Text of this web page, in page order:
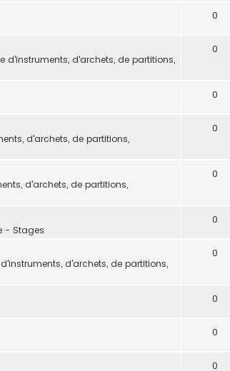
0
d'instruments, d'archets, de partitions,
0
0
d'archets, de partitions,
0
d'archets, de partitions,
0
- Stages
0
d'archets, de partitions,
0
0
0
0